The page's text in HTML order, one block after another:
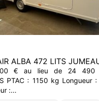
ALBA 472 LITS
€ au lieu de 24 490
PTAC : 1150 kg Longueur
:...